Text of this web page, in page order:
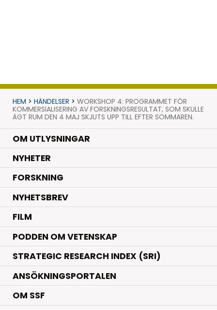
HEM > HÄNDELSER > WORKSHOP 4: PROGRAMMET FÖR
KOMMERSIALISERING AV FORSKNINGSRESULTAT, SOM SKULLE
ÄGT RUM DEN 4 MAJ SKJUTS UPP TILL EFTER SOMMAREN.
OM UTLYSNINGAR
NYHETER.
FORSKNING.
NYHETSBREV
FILM
PODDEN OM VETENSKAP
STRATEGIC RESEARCH INDEX (SRI)
ANSÖKNINGSPORTALEN
OM SSF